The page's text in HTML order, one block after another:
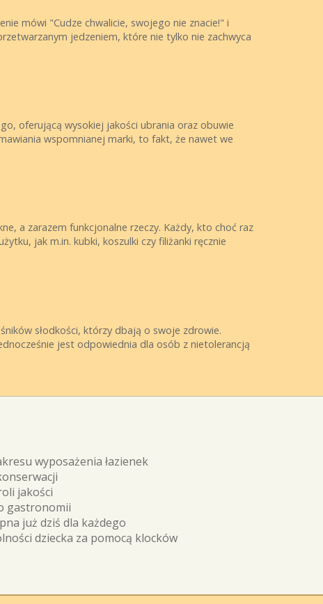
mówi "Cudze chwalicie, swojego nie znacie!" i
jedzeniem, które nie tylko nie zachwyca
oferującą wysokiej jakości ubrania oraz obuwie
wspomnianej marki, to fakt, że nawet we
a zarazem funkcjonalne rzeczy. Każdy, kto choć raz
jak m.in. kubki, koszulki czy filiżanki ręcznie
słodkości, którzy dbają o swoje zdrowie.
jest odpowiednia dla osób z nietolerancją
wyposażenia łazienek
jakości
gastronomii
już dziś dla każdego
dziecka za pomocą klocków